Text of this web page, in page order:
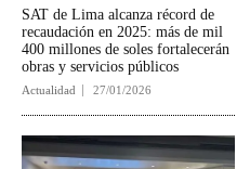
SAT de Lima alcanza récord de
recaudación en 2025: más de mil
400 millones de soles fortalecerán
obras y servicios públicos
Actualidad 27/01/2026